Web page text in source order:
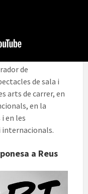
de
de sala i
arts de carrer, en
en la
en les
internacionals.
a Reus